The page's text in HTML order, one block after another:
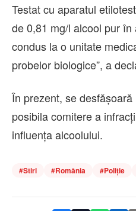
Testat cu aparatul
de 0,81 mg/l alcool pur
condus la o unitate
probelor biologice”, a
În prezent, se
posibila comitere a
influența alcoolului.
#Stiri #România #Poliție